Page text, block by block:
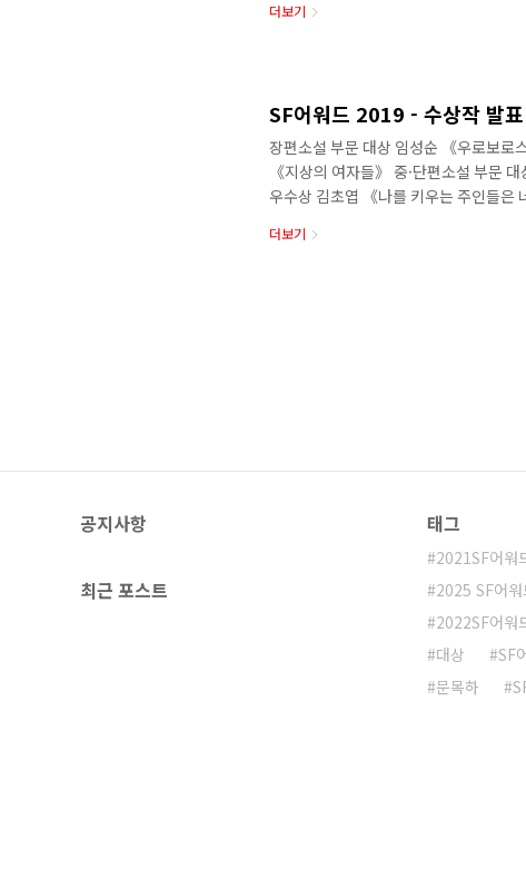
보다 감사하다는 생각이 들었습니다. 이
더보기
SF어워드 2019 - 수상작 발표
장편소설 부문 대상 임성순 《우로보로
《지상의 여자들》 중·단편소설 부문
우수상 김초엽 《나를 키우는 주인들은
수상 임이도 《나 혼자 천재 DNA》 우
더보기
공지사항
최근 포스트
태그
2021SF어워
2025 SF어워
2022SF어워
대상
SF
문목하